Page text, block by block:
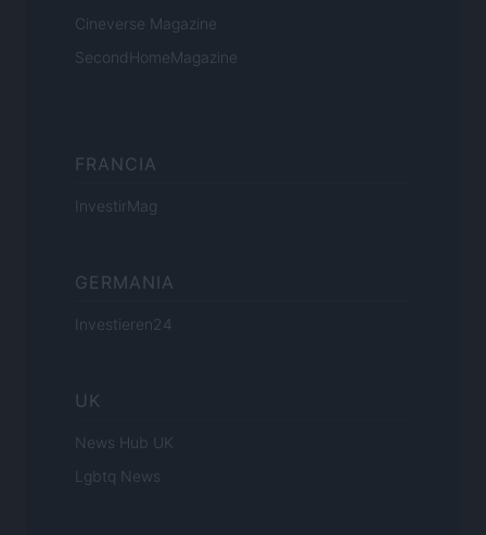
Cineverse Magazine
SecondHomeMagazine
FRANCIA
InvestirMag
GERMANIA
Investieren24
UK
News Hub UK
Lgbtq News